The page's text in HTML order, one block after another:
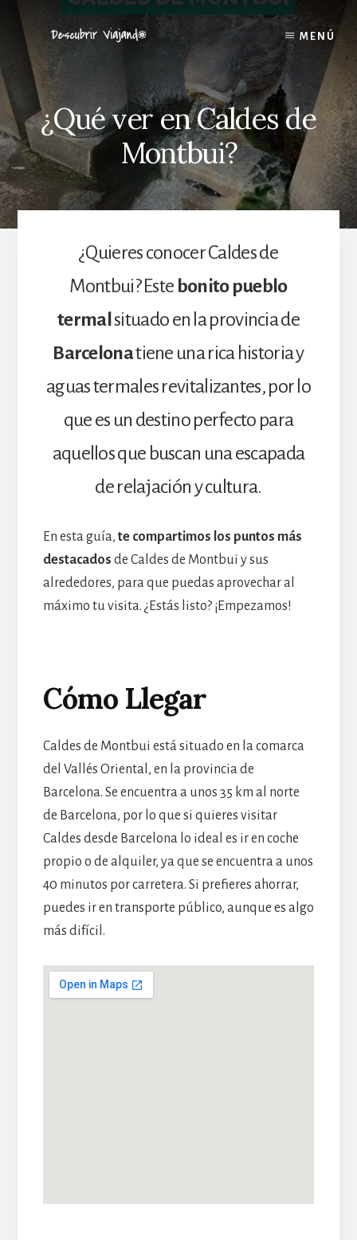
content
MENÚ
¿Qué ver en Caldes de
Montbui?
¿Quieres conocer Caldes de
Montbui? Este bonito pueblo
termalsituado en la provincia de
Barcelonatiene una rica historia y
aguas termales revitalizantes, por lo
que es un destino perfecto para
aquellos que buscan una escapada
de relajación y cultura.
En esta guía, te compartimos los puntos más
destacados de Caldes de Montbui y sus
alrededores, para que puedas aprovechar al
máximo tu visita. ¿Estás listo? ¡Empezamos!
Cómo Llegar
Caldes de Montbui está situado en la comarca
del Vallés Oriental, en la provincia de
Barcelona. Se encuentra a unos 35 km al norte
de Barcelona, por lo que si quieres visitar
Caldes desde Barcelona lo ideal es ir en coche
propio o de alquiler, ya que se encuentra a unos
40 minutos por carretera. Si prefieres ahorrar,
puedes ir en transporte público, aunque es algo
más difícil.